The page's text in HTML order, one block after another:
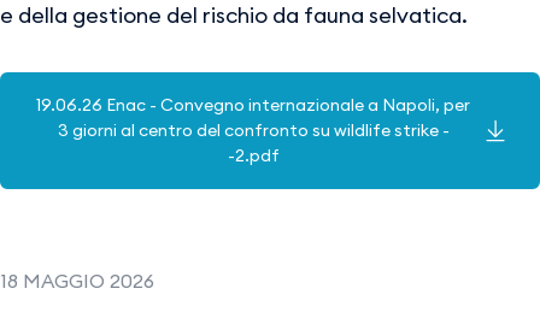
e della gestione del rischio da fauna selvatica.
19.06.26 Enac - Convegno internazionale a Napoli, per
3 giorni al centro del confronto su wildlife strike -
-2.pdf
18 MAGGIO 2026